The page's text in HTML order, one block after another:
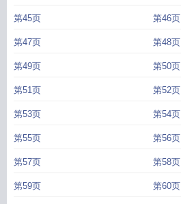
第45页 第46页
第47页 第48页
第49页 第50页
第51页 第52页
第53页 第54页
第55页 第56页
第57页 第58页
第59页 第60页